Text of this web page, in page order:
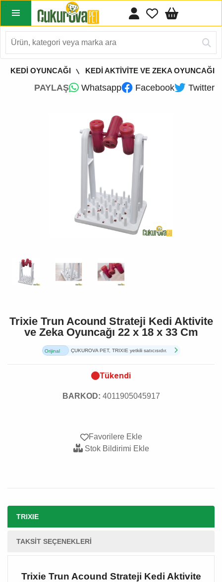
KEDİ OYUNCAĞI KEDİ AKTİVİTE VE ZEKA OYUNCAĞI
PAYLAŞ Whatsapp Facebook Twitter
Trixie Trun Acound Strateji Kedi Aktivite
ve Zeka Oyuncağı 22 x 18 x 33 Cm
Orijinal
ÇUKUROVA PET, TRIXIE yetkili satıcısıdır.
Tükendi
BARKOD: 4011905045917
Favorilere Ekle
Stok Bildirimi Ekle
TRIXIE
TAKSIT SEÇENEKLERI
Trixie Trun Acound Strateji Kedi Aktivite